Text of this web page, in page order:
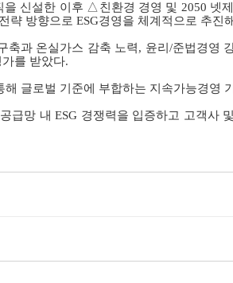
을 신설한 이후 △친환경 경영 및 2050 넷
략 방향으로 ESG경영을 체계적으로 추진
축과 온실가스 감축 노력, 윤리/준법경영
를 받았다.
글로벌 기준에 부합하는 지속가능경영
급망 내 ESG 경쟁력을 입증하고 고객사